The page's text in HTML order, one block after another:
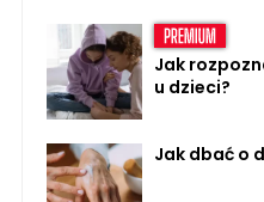
Jak
u dzieci?
Jak dbać o